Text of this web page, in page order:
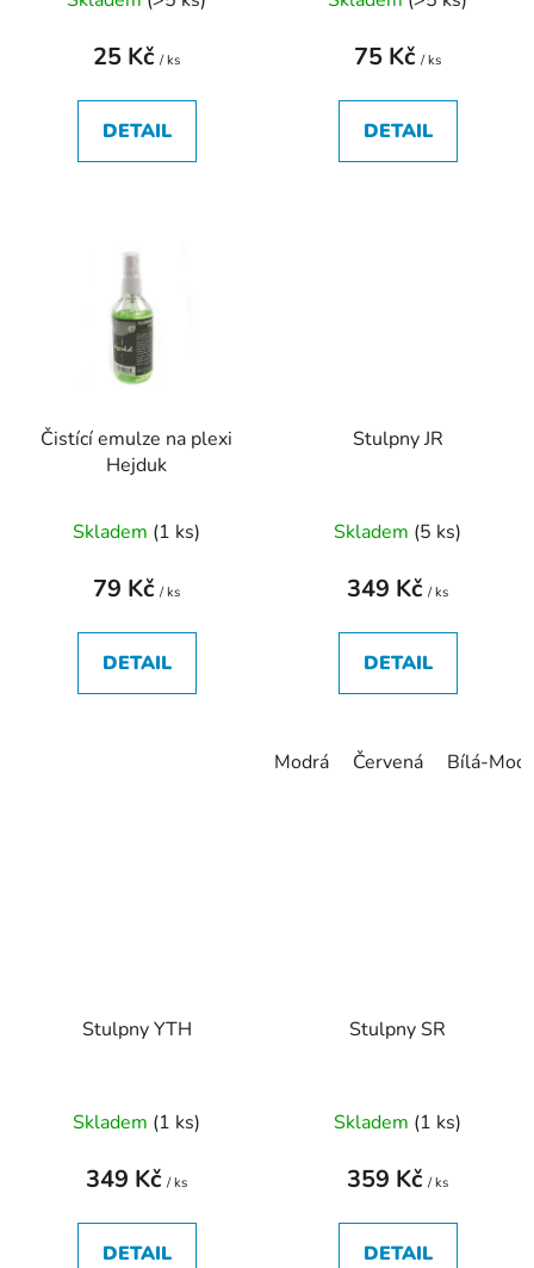
25 Kč / ks
DETAIL
75 Kč / ks
DETAIL
Čistící emulze na plexi
Hejduk
Skladem (1 ks)
79 Kč / ks
DETAIL
Stulpny JR
Skladem (5 ks)
349 Kč / ks
DETAIL
Modrá Červená Bílá-
Stulpny YTH
Skladem (1 ks)
349 Kč / ks
DETAIL
Stulpny SR
Skladem (1 ks)
359 Kč / ks
DETAIL